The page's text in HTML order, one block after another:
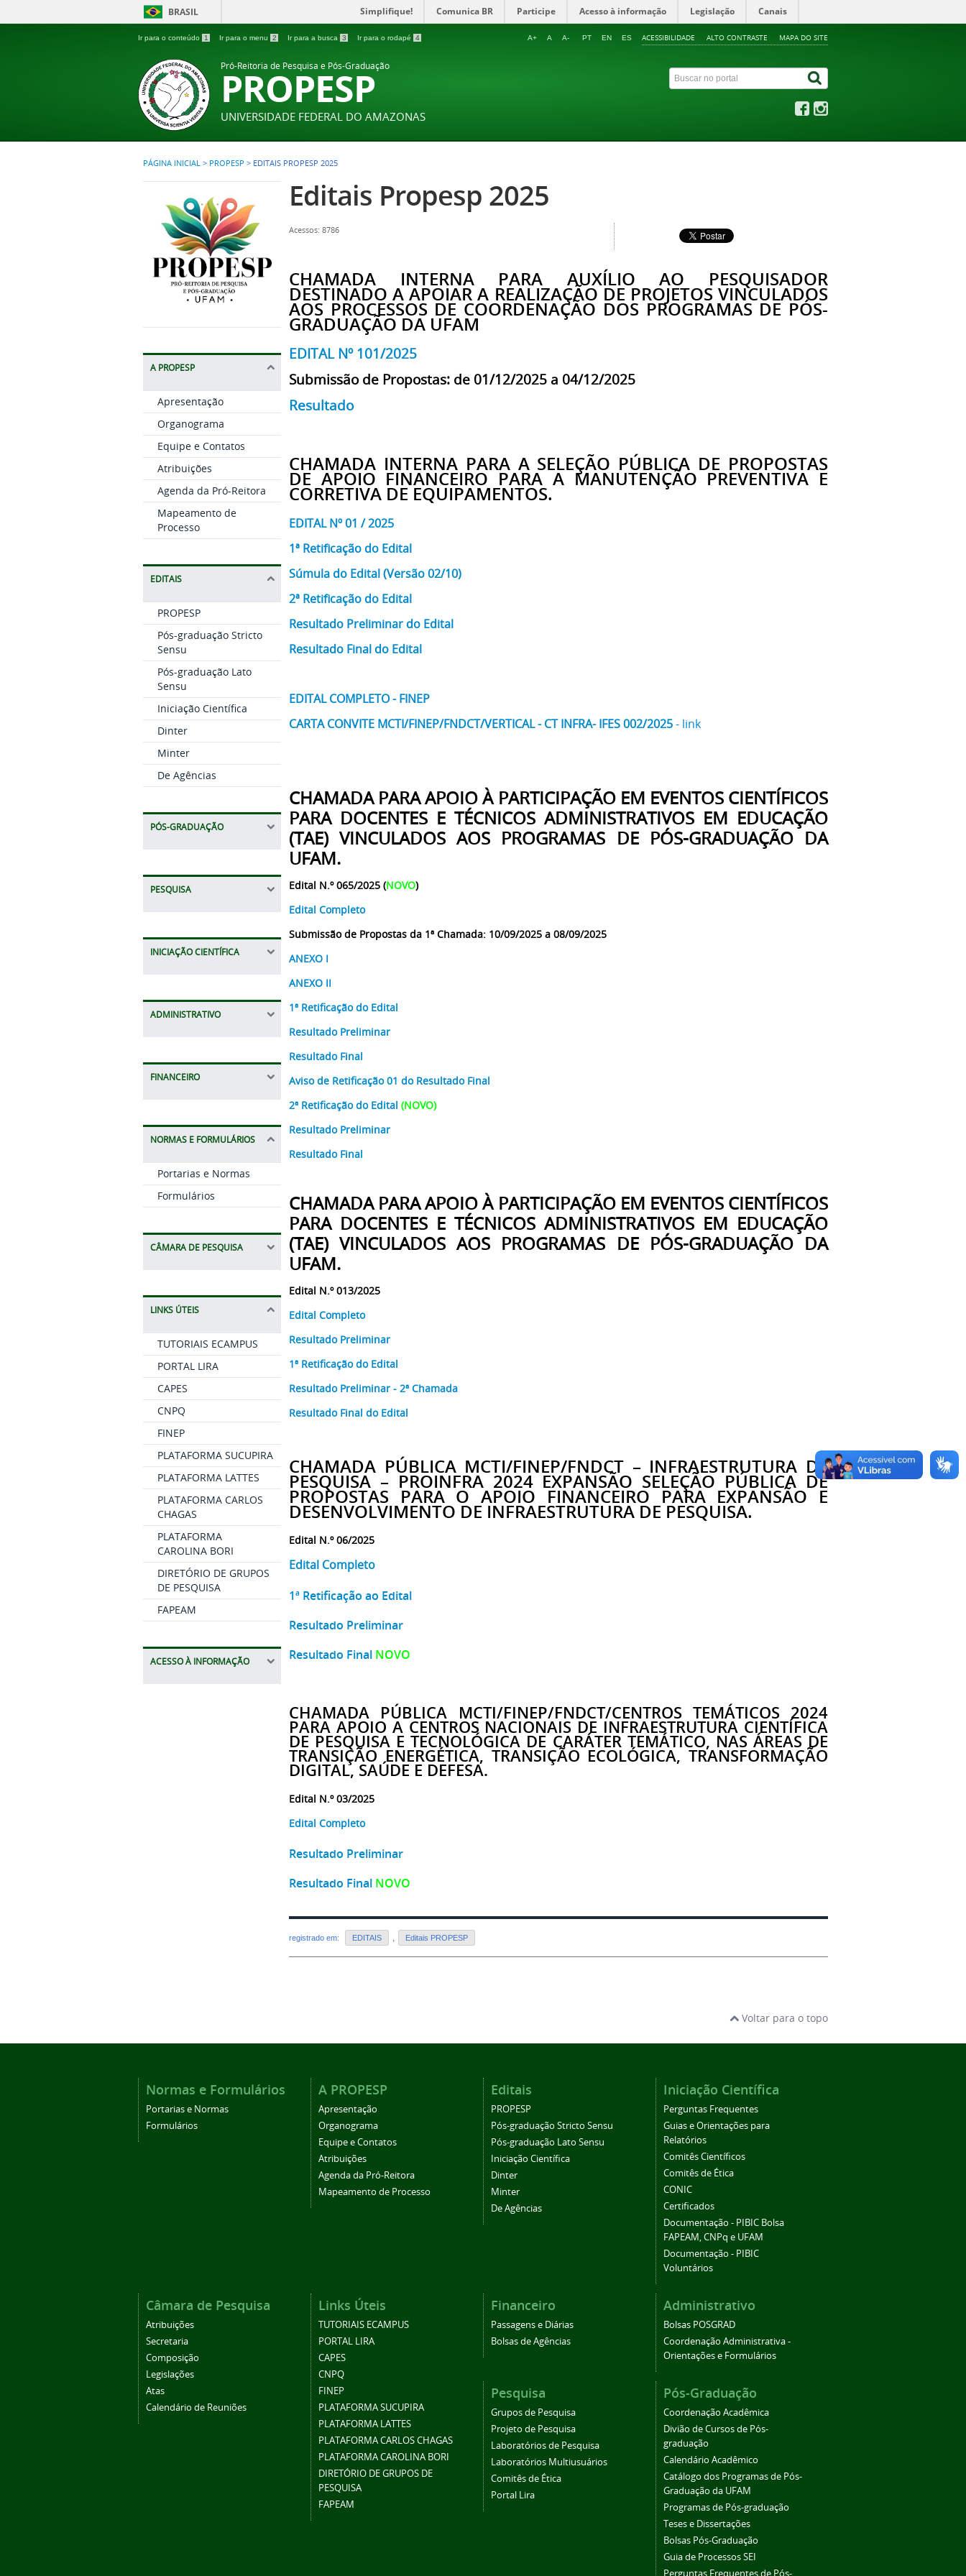
BRASIL Simplifique! Comunica BR Participe Acesso à informação Legislação Canais
Ir para o conteúdo 1 Ir para o menu 2 Ir para a busca 3 Ir para o rodapé 4 ACESSIBILIDADE ALTO CONTRASTE MAPA DO SITE
A+ A A- PT EN ES
Pró-Reitoria de Pesquisa e Pós-Graduação
PROPESP
UNIVERSIDADE FEDERAL DO AMAZONAS
PÁGINA INICIAL > PROPESP > EDITAIS PROPESP 2025
A PROPESP
Apresentação
Organograma
Equipe e Contatos
Atribuições
Agenda da Pró-Reitora
Mapeamento de
Processo
EDITAIS
PROPESP
Pós-graduação Stricto
Sensu
Pós-graduação Lato
Sensu
Iniciação Científica
Dinter
Minter
De Agências
PÓS-GRADUAÇÃO
PESQUISA
INICIAÇÃO CIENTÍFICA
ADMINISTRATIVO
FINANCEIRO
NORMAS E FORMULÁRIOS
Portarias e Normas
Formulários
CÂMARA DE PESQUISA
LINKS ÚTEIS
TUTORIAIS ECAMPUS
PORTAL LIRA
CAPES
CNPQ
FINEP
PLATAFORMA SUCUPIRA
PLATAFORMA LATTES
PLATAFORMA CARLOS
CHAGAS
PLATAFORMA
CAROLINA BORI
DIRETÓRIO DE GRUPOS
DE PESQUISA
FAPEAM
ACESSO À INFORMAÇÃO
Editais Propesp 2025
Acessos: 8786
CHAMADA INTERNA PARA AUXÍLIO AO PESQUISADOR
DESTINADO A APOIAR A REALIZAÇÃO DE PROJETOS VINCULADOS
AOS PROCESSOS DE COORDENAÇÃO DOS PROGRAMAS DE PÓS-
GRADUAÇÃO DA UFAM
EDITAL Nº 101/2025
Submissão de Propostas: de 01/12/2025 a 04/12/2025
Resultado
CHAMADA INTERNA PARA A SELEÇÃO PÚBLICA DE PROPOSTAS
DE APOIO FINANCEIRO PARA A MANUTENÇÃO PREVENTIVA E
CORRETIVA DE EQUIPAMENTOS.
EDITAL Nº 01 / 2025
1ª Retificação do Edital
Súmula do Edital (Versão 02/10)
2ª Retificação do Edital
Resultado Preliminar do Edital
Resultado Final do Edital
EDITAL COMPLETO - FINEP
CARTA CONVITE MCTI/FINEP/FNDCT/VERTICAL - CT INFRA- IFES 002/2025- link
CHAMADA PARAAPOIO À PARTICIPAÇÃO EM EVENTOS CIENTÍFICOS
PARA DOCENTES E TÉCNICOS ADMINISTRATIVOS EM EDUCAÇÃO
(TAE) VINCULADOS AOS PROGRAMAS DE PÓS-GRADUAÇÃO DA
UFAM.
Edital N.º 065/2025 (NOVO)
Edital Completo
Submissão de Propostas da 1ª Chamada: 10/09/2025 a 08/09/2025
ANEXO I
ANEXO II
1ª Retificação do Edital
Resultado Preliminar
Resultado Final
Aviso de Retificação 01 do Resultado Final
2ª Retificação do Edital (NOVO)
Resultado Preliminar
Resultado Final
CHAMADA PARAAPOIO À PARTICIPAÇÃO EM EVENTOS CIENTÍFICOS
PARA DOCENTES E TÉCNICOS ADMINISTRATIVOS EM EDUCAÇÃO
(TAE) VINCULADOS AOS PROGRAMAS DE PÓS-GRADUAÇÃO DA
UFAM.
Edital N.º 013/2025
Edital Completo
Resultado Preliminar
1ª Retificação do Edital
Resultado Preliminar - 2ª Chamada
Resultado Final do Edital
CHAMADA PÚBLICA MCTI/FINEP/FNDCT – INFRAESTRUTURA DE
PESQUISA – PROINFRA 2024 EXPANSÃO SELEÇÃO PÚBLICA DE
PROPOSTAS PARA O APOIO FINANCEIRO PARA EXPANSÃO E
DESENVOLVIMENTO DE INFRAESTRUTURA DE PESQUISA.
Edital N.º 06/2025
Edital Completo
1ª Retificação ao Edital
Resultado Preliminar
Resultado Final NOVO
CHAMADA PÚBLICA MCTI/FINEP/FNDCT/CENTROS TEMÁTICOS 2024
PARA APOIO A CENTROS NACIONAIS DE INFRAESTRUTURA CIENTÍFICA
DE PESQUISA E TECNOLÓGICA DE CARÁTER TEMÁTICO, NAS ÁREAS DE
TRANSIÇÃO ENERGÉTICA, TRANSIÇÃO ECOLÓGICA, TRANSFORMAÇÃO
DIGITAL, SAÚDE E DEFESA.
Edital N.º 03/2025
Edital Completo
Resultado Preliminar
Resultado Final NOVO
registrado em: EDITAIS Editais PROPESP
Voltar para o topo
Normas e Formulários
Portarias e Normas
Formulários
A PROPESP
Apresentação
Organograma
Equipe e Contatos
Atribuições
Agenda da Pró-Reitora
Mapeamento de Processo
Editais
PROPESP
Pós-graduação Stricto Sensu
Pós-graduação Lato Sensu
Iniciação Científica
Dinter
Minter
De Agências
Iniciação Científica
Perguntas Frequentes
Guias e Orientações para
Relatórios
Comitês Científicos
Comitês de Ética
CONIC
Certificados
Documentação - PIBIC Bolsa
FAPEAM, CNPq e UFAM
Documentação - PIBIC
Voluntários
Câmara de Pesquisa
Atribuições
Secretaria
Composição
Legislações
Atas
Calendário de Reuniões
Links Úteis
TUTORIAIS ECAMPUS
PORTAL LIRA
CAPES
CNPQ
FINEP
PLATAFORMA SUCUPIRA
PLATAFORMA LATTES
PLATAFORMA CARLOS CHAGAS
PLATAFORMA CAROLINA BORI
DIRETÓRIO DE GRUPOS DE
PESQUISA
FAPEAM
Financeiro
Passagens e Diárias
Bolsas de Agências
Administrativo
Bolsas POSGRAD
Coordenação Administrativa -
Orientações e Formulários
Pesquisa
Grupos de Pesquisa
Projeto de Pesquisa
Laboratórios de Pesquisa
Laboratórios Multiusuários
Comitês de Ética
Portal Lira
Pós-Graduação
Coordenação Acadêmica
Divião de Cursos de Pós-
graduação
Calendário Acadêmico
Catálogo dos Programas de Pós-
Graduação da UFAM
Programas de Pós-graduação
Teses e Dissertações
Bolsas Pós-Graduação
Guia de Processos SEI
Perguntas Frequentes de Pós-